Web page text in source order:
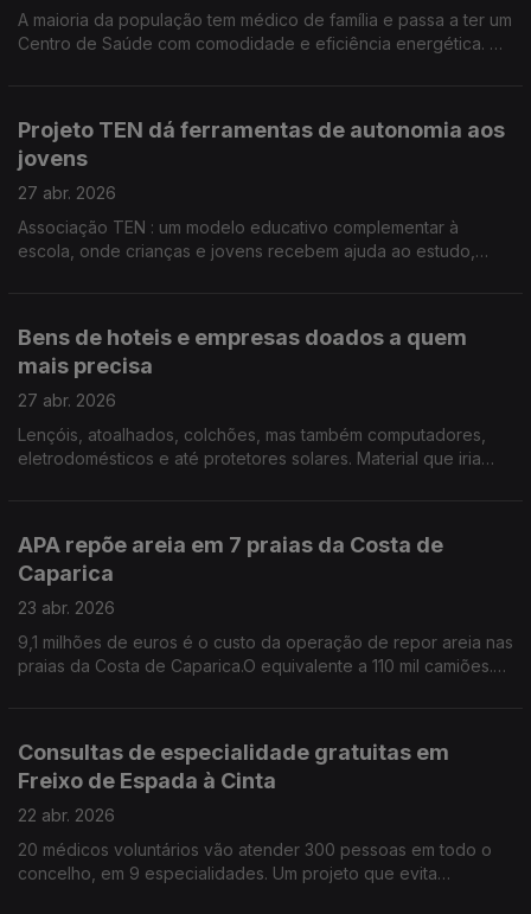
A maioria da população tem médico de família e passa a ter um
Centro de Saúde com comodidade e eficiência energética. O
Projeto TEN dá ferramentas de autonomia aos
jovens
27 abr. 2026
Associação TEN : um modelo educativo complementar à
escola, onde crianças e jovens recebem ajuda ao estudo,
Bens de hoteis e empresas doados a quem
mais precisa
27 abr. 2026
Lençóis, atoalhados, colchões, mas também computadores,
eletrodomésticos e até protetores solares. Material que iria
APA repõe areia em 7 praias da Costa de
Caparica
23 abr. 2026
9,1 milhões de euros é o custo da operação de repor areia nas
praias da Costa de Caparica.O equivalente a 110 mil camiões.
Consultas de especialidade gratuitas em
Freixo de Espada à Cinta
22 abr. 2026
20 médicos voluntários vão atender 300 pessoas em todo o
concelho, em 9 especialidades. Um projeto que evita